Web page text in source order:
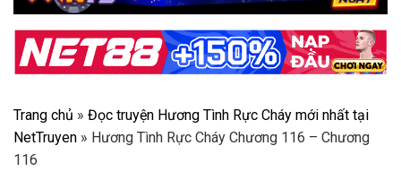
Trang chủ » Đọc truyện Hương Tình Rực Cháy mới nhất tại
NetTruyen » Hương Tình Rực Cháy Chương 116 – Chương
116